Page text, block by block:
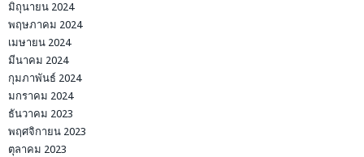
มิถุนายน 2024
พฤษภาคม 2024
เมษายน 2024
มีนาคม 2024
กุมภาพันธ์ 2024
มกราคม 2024
ธันวาคม 2023
พฤศจิกายน 2023
ตุลาคม 2023